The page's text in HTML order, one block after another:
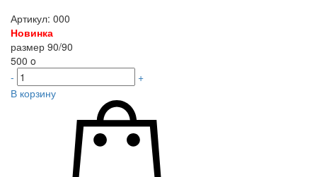
Артикул: 000
Новинка
размер 90/90
500 o
-
+
В корзину